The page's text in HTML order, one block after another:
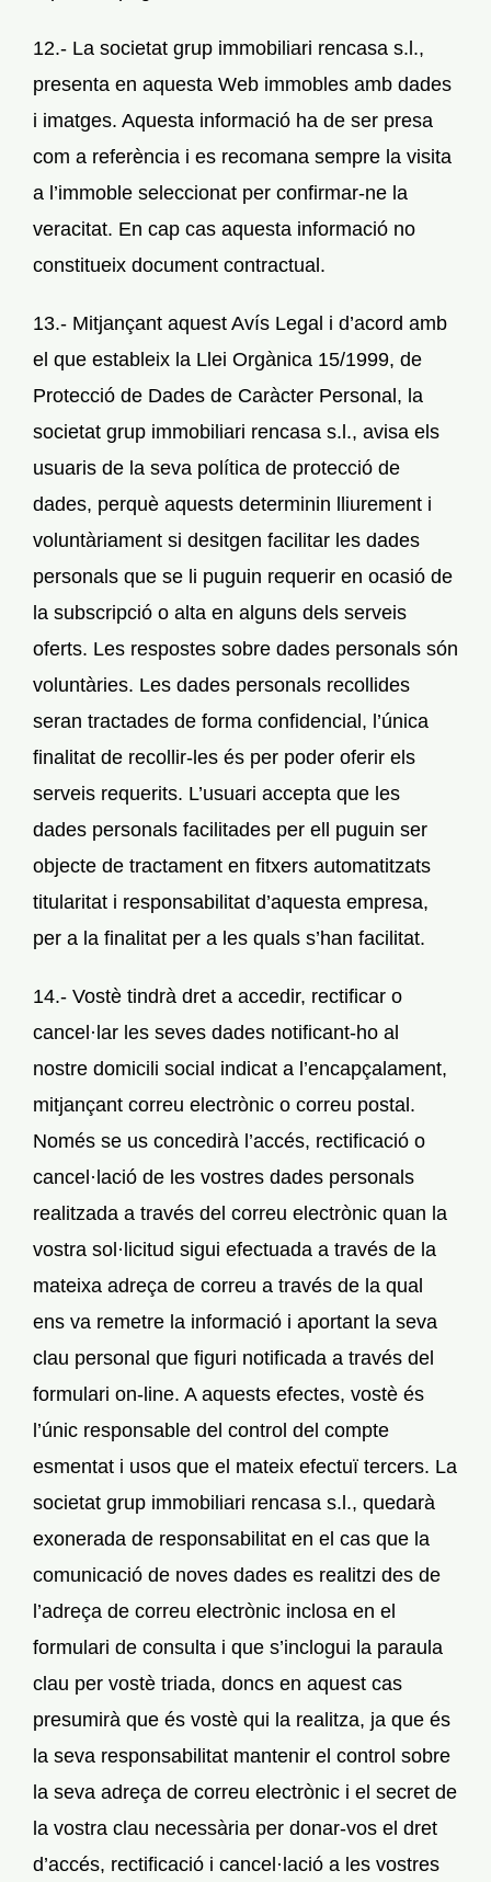
12.- La societat grup immobiliari rencasa s.l.,
presenta en aquesta Web immobles amb dades
i imatges. Aquesta informació ha de ser presa
com a referència i es recomana sempre la visita
a l’immoble seleccionat per confirmar-ne la
veracitat. En cap cas aquesta informació no
constitueix document contractual.
13.- Mitjançant aquest Avís Legal i d’acord amb
el que estableix la Llei Orgànica 15/1999, de
Protecció de Dades de Caràcter Personal, la
societat grup immobiliari rencasa s.l., avisa els
usuaris de la seva política de protecció de
dades, perquè aquests determinin lliurement i
voluntàriament si desitgen facilitar les dades
personals que se li puguin requerir en ocasió de
la subscripció o alta en alguns dels serveis
oferts. Les respostes sobre dades personals són
voluntàries. Les dades personals recollides
seran tractades de forma confidencial, l’única
finalitat de recollir-les és per poder oferir els
serveis requerits. L’usuari accepta que les
dades personals facilitades per ell puguin ser
objecte de tractament en fitxers automatitzats
titularitat i responsabilitat d’aquesta empresa,
per a la finalitat per a les quals s’han facilitat.
14.- Vostè tindrà dret a accedir, rectificar o
cancel·lar les seves dades notificant-ho al
nostre domicili social indicat a l’encapçalament,
mitjançant correu electrònic o correu postal.
Només se us concedirà l’accés, rectificació o
cancel·lació de les vostres dades personals
realitzada a través del correu electrònic quan la
vostra sol·licitud sigui efectuada a través de la
mateixa adreça de correu a través de la qual
ens va remetre la informació i aportant la seva
clau personal que figuri notificada a través del
formulari on-line. A aquests efectes, vostè és
l’únic responsable del control del compte
esmentat i usos que el mateix efectuï tercers. La
societat grup immobiliari rencasa s.l., quedarà
exonerada de responsabilitat en el cas que la
comunicació de noves dades es realitzi des de
l’adreça de correu electrònic inclosa en el
formulari de consulta i que s’inclogui la paraula
clau per vostè triada, doncs en aquest cas
presumirà que és vostè qui la realitza, ja que és
la seva responsabilitat mantenir el control sobre
la seva adreça de correu electrònic i el secret de
la vostra clau necessària per donar-vos el dret
d’accés, rectificació i cancel·lació a les vostres